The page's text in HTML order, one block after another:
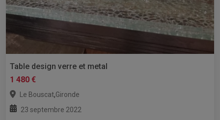
Table design verre et metal
1 480 €
Le Bouscat,Gironde
23 septembre 2022